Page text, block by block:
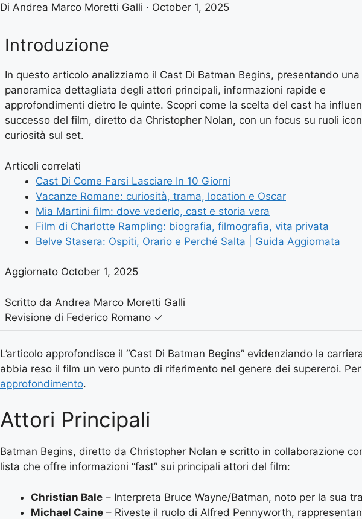
Di Andrea Marco Moretti Galli · October 1, 2025
Introduzione
In questo articolo analizziamo il Cast Di Batman Begins, presentando una
panoramica dettagliata degli attori principali, informazioni rapide e
approfondimenti dietro le quinte. Scopri come la scelta del cast ha
successo del film, diretto da Christopher Nolan, con un focus su ruoli
curiosità sul set.
Articoli correlati
Cast Di Come Farsi Lasciare In 10 Giorni
Vacanze Romane: curiosità, trama, location e Oscar
Mia Martini film: dove vederlo, cast e storia vera
Film di Charlotte Rampling: biografia, filmografia, vita privata
Belve Stasera: Ospiti, Orario e Perché Salta | Guida Aggiornata
Aggiornato October 1, 2025
Scritto da Andrea Marco Moretti Galli
Revisione di Federico Romano ✓
L’articolo approfondisce il “Cast Di Batman Begins” evidenziando la
abbia reso il film un vero punto di riferimento nel genere dei supereroi.
approfondimento.
Attori Principali
Batman Begins, diretto da Christopher Nolan e scritto in collaborazione
lista che offre informazioni “fast” sui principali attori del film:
Christian Bale – Interpreta Bruce Wayne/Batman, noto per la sua
Michael Caine – Riveste il ruolo di Alfred Pennyworth,